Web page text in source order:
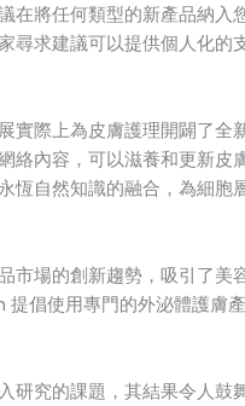
在將任何類型的新產品納入
尋求建議可以提供個人化的
實際上為皮膚護理開闢了全
絡內容，可以滋養和更新皮
恆自然知識的融合，為細胞
市場的創新趨勢，吸引了美
倡使用專門的外泌體護膚
研究的課題，其結果令人鼓